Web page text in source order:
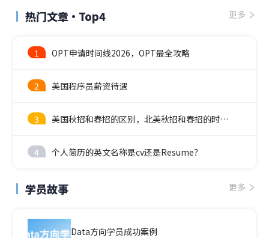
热门文章·Top4 更多
1 OPT申请时间线2026，OPT最全攻略
2 美国程序员薪资待遇
3 美国秋招和春招的区别，北美秋招和春招的时间线
4 个人简历的英文名称是cv还是Resume？
学员故事 更多
Data方向学员成功案例